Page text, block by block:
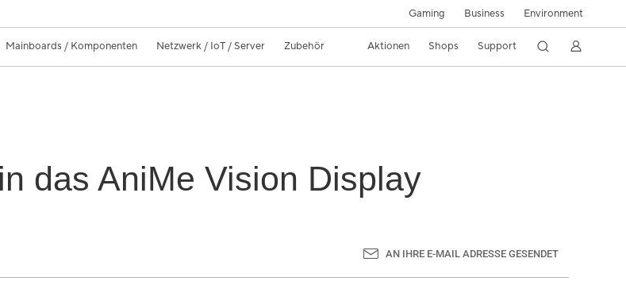
Gaming Business Environment
Mainboards / Komponenten Netzwerk / IoT / Server Zubehör Aktionen Shops Support
das AniMe Vision Display
AN IHRE E-MAIL ADRESSE GESENDET